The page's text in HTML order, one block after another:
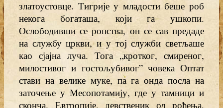
златоустовце. Тигрије у младости беше роб
некога богаташа, који га ушкопи.
Ослободивши се ропства, он се сав предаде
на службу цркви, и у тој служби светљаше
као сјајна луча. Тога „кротког, смиреног,
милостивог и гостољубивог” човека Оптат
стави на велике муке, па га онда посла на
заточење у Месопотамију, где у тамници и
сконча. Евтропије, девственик од рођења,